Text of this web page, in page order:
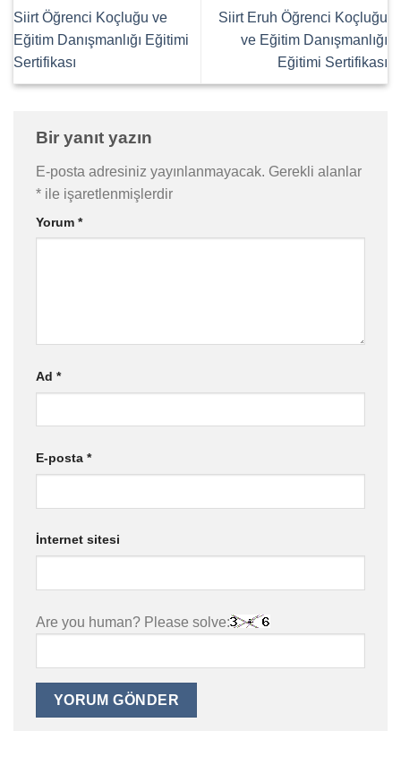
Siirt Öğrenci Koçluğu ve
Eğitim Danışmanlığı Eğitimi
Sertifikası
Siirt Eruh Öğrenci Koçluğu
ve Eğitim Danışmanlığı
Eğitimi Sertifikası
Bir yanıt yazın
E-posta adresiniz yayınlanmayacak. Gerekli alanlar
* ile işaretlenmişlerdir
Yorum *
Ad *
E-posta *
İnternet sitesi
Are you human? Please solve: